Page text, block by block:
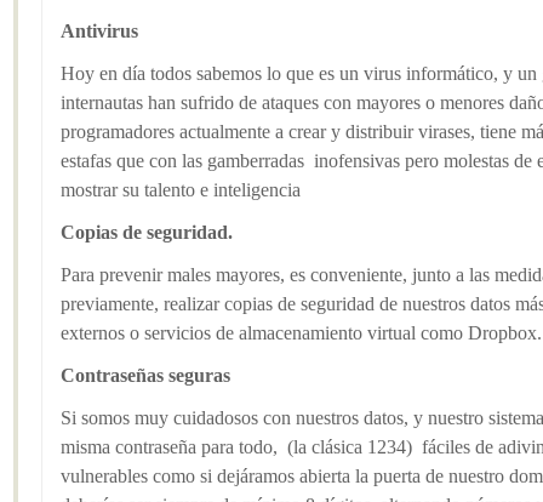
Antivirus
Hoy en día todos sabemos lo que es un virus informático, y un
internautas han sufrido de ataques con mayores o menores
programadores actualmente a crear y distribuir virases, tiene
estafas que con las gamberradas inofensivas pero molestas de
mostrar su talento e inteligencia
Copias de seguridad.
Para prevenir males mayores, es conveniente, junto a las
previamente, realizar copias de seguridad de nuestros datos
externos o servicios de almacenamiento virtual como Dropbox.
Contraseñas seguras
Si somos muy cuidadosos con nuestros datos, y nuestro
misma contraseña para todo, (la clásica 1234) fáciles de
vulnerables como si dejáramos abierta la puerta de nuestro